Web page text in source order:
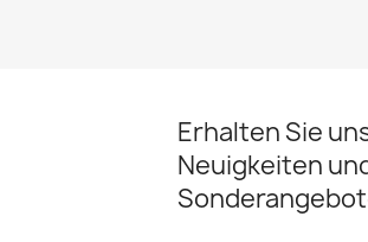
Erhalten Sie
Neuigkeiten